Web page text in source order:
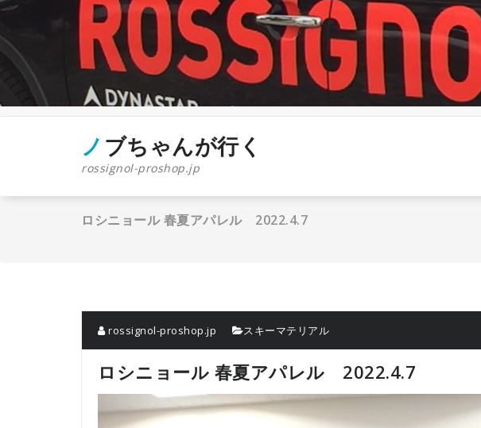
コ
テ
ン
ス
キ
ノブちゃんが行く
rossignol-proshop.jp
ロシニョール 春夏アパレル 2022.4.7
rossignol-proshop.jp スキーマテリアル
ロシニョール 春夏アパレル 2022.4.7